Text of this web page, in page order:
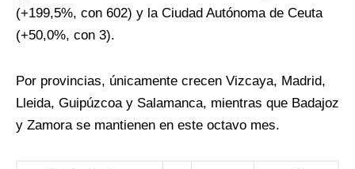
(+199,5%, con 602) y la Ciudad Autónoma de Ceuta
(+50,0%, con 3).
Por provincias, únicamente crecen Vizcaya, Madrid,
Lleida, Guipúzcoa y Salamanca, mientras que Badajoz
y Zamora se mantienen en este octavo mes.